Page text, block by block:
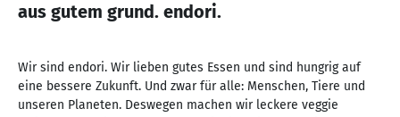
aus gutem grund. endori.
Wir sind endori. Wir lieben gutes Essen und sind hungrig auf
eine bessere Zukunft. Und zwar für alle: Menschen, Tiere und
unseren Planeten. Deswegen machen wir leckere veggie